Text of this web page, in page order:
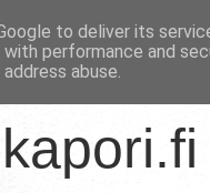
to deliver its
with performance and
abuse.